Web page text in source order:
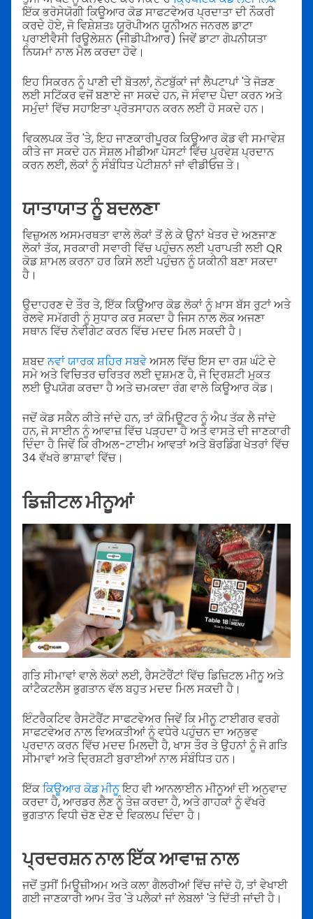
ਇੱਕ ਭਰੋਸੇਯੋਗੀ ਕਿਊਆਰ ਕੋਡ ਸਾਫਟਵੇਅਰ ਪ੍ਰਦਾਤਾ ਦੀ ਨੌਕਰੀ
ਕਰਦੇ ਹੋਏ, ਜੋ ਵਿਸ਼ੇਸ਼ਤਃ ਯੂਰੋਪੀਅਨ ਯੂਨੀਅਨ ਜਨਰਲ ਡਾਟਾ
ਪ੍ਰਾਈਵੈਸੀ ਰਿਊਲੇਸ਼ਨ (ਜੀਡੀਪੀਆਰ) ਜਿਵੇਂ ਡਾਟਾ ਗੋਪਨੀਯਤਾ
ਨਿਯਮਾਂ ਨਾਲ ਮੈਲ ਕਰਦਾ ਹੋਵੇ।
ਇਹ ਸਿਕਰਨ ਨੂੰ ਪਾਣੀ ਦੀ ਬੋਤਲਾਂ, ਨੋਟਬੁੱਕਾਂ ਜਾਂ ਲੈਪਟਾਪਾਂ 'ਤੇ ਜੋੜਣ
ਲਈ ਸਟਿੱਕਰ ਵਜੋਂ ਬਣਾਏ ਜਾ ਸਕਦੇ ਹਨ, ਜੋ ਸੰਵਾਦ ਪੈਦਾ ਕਰਨ ਅਤੇ
ਸਮੁੰਦਾਂ ਵਿੱਚ ਸਹਾਇਤਾ ਪ੍ਰੋਤਸਾਹਨ ਕਰਨ ਲਈ ਹੋ ਸਕਦੇ ਹਨ।
ਵਿਕਲਪਕ ਤੌਰ 'ਤੇ, ਇਹ ਜਾਣਕਾਰੀਪੂਰਕ ਕਿਊਆਰ ਕੋਡ ਵੀ ਸਮਾਵੇਸ਼
ਕੀਤੇ ਜਾ ਸਕਦੇ ਹਨ ਸੋਸ਼ਲ ਮੀਡੀਆ ਪੋਸਟਾਂ ਵਿੱਚ ਪ੍ਰਵੇਸ਼ ਪ੍ਰਦਾਨ
ਕਰਨ ਲਈ, ਲੋਕਾਂ ਨੂੰ ਸੰਬੰਧਿਤ ਪੇਟੀਸ਼ਨਾਂ ਜਾਂ ਵੀਡੀਓਜ਼ ਤੇ।
ਯਾਤਾਯਾਤ ਨੂੰ ਬਦਲਣਾ
ਵਿਜ਼ੁਅਲ ਅਸਮਰਥਤਾ ਵਾਲੇ ਲੋਕਾਂ ਤੋਂ ਲੇ ਕੇ ਉਨਾਂ ਖੇਤਰ ਦੇ ਅਣਜਾਣ
ਲੋਕਾਂ ਤੱਕ, ਸਰਕਾਰੀ ਸਵਾਰੀ ਵਿੱਚ ਪਹੁੰਚਨ ਲਈ ਪ੍ਰਾਪਤੀ ਲਈ QR
ਕੋਡ ਸ਼ਾਮਲ ਕਰਨਾ ਹਰ ਕਿਸੇ ਲਈ ਪਹੁੰਚਨ ਨੂੰ ਯਕੀਨੀ ਬਣਾ ਸਕਦਾ
ਹੈ।
ਉਦਾਹਰਣ ਦੇ ਤੌਰ ਤੇ, ਇੱਕ ਕਿਊਆਰ ਕੋਡ ਲੋਕਾਂ ਨੂੰ ਖ਼ਾਸ ਬੱਸ ਰੁਟਾਂ ਅਤੇ
ਰੇਲਵੇ ਸਮੱਗਰੀ ਨੂੰ ਸੁਧਾਰ ਕਰ ਸਕਦਾ ਹੈ ਜਿਸ ਨਾਲ ਲੋਕ ਅਜਣਾ
ਸਥਾਨ ਵਿੱਚ ਨੇਵੀਗੇਟ ਕਰਨ ਵਿੱਚ ਮਦਦ ਮਿਲ ਸਕਦੀ ਹੈ।
ਸ਼ਬਦਨਵਾਂ ਯਾਰਕ ਸ਼ਹਿਰ ਸਬਵੇਅਸਲ ਵਿੱਚ ਇਸ ਦਾ ਰਸ਼ ਘੰਟੇ ਦੇ
ਸਮੇ ਅਤੇ ਵਿਚਿਤਰ ਚਰਿਤਰ ਲਈ ਦੁਸ਼ਮਣ ਹੈ, ਜੋ ਦ੍ਰਿਸ਼ਟੀ ਮੁਕਤ
ਲਈ ਉਪਯੋਗ ਕਰਦਾ ਹੈ ਅਤੇ ਚਮਕਦਾ ਰੰਗ ਵਾਲੇ ਕਿਊਆਰ ਕੋਡ।
ਜਦੋਂ ਕੋਡ ਸਕੈਨ ਕੀਤੇ ਜਾਂਦੇ ਹਨ, ਤਾਂ ਕੋਮਿਊਟਰ ਨੂੰ ਐਪ ਤੱਕ ਲੈ ਜਾਂਦੇ
ਹਨ, ਜੋ ਸਾਈਨ ਨੂੰ ਆਵਾਜ਼ ਵਿੱਚ ਪੜ੍ਹਦਾ ਹੈ ਅਤੇ ਵਾਸਤੇ ਦੀ ਜਾਣਕਾਰੀ
ਦਿੰਦਾ ਹੈ ਜਿਵੇਂ ਕਿ ਰੀਅਲ-ਟਾਈਮ ਆਵਤਾਂ ਅਤੇ ਬੋਰਡਿੰਗ ਖੇਤਰਾਂ ਵਿੱਚ
34 ਵੱਖਰੇ ਭਾਸ਼ਾਵਾਂ ਵਿੱਚ।
ਡਿਜ਼ੀਟਲ ਮੀਨੂਆਂ
ਗਤਿ ਸੀਮਾਵਾਂ ਵਾਲੇ ਲੋਕਾਂ ਲਈ, ਰੈਸਟੋਰੈਂਟਾਂ ਵਿੱਚ ਡਿਜ਼ਿਟਲ ਮੀਨੂ ਅਤੇ
ਕਾਂਟੈਕਟਲੈਸ ਭੁਗਤਾਨ ਵੱਲ ਬਹੁਤ ਮਦਦ ਮਿਲ ਸਕਦੀ ਹੈ।
ਇੰਟਰੈਕਟਿਵ ਰੈਸਟੋਰੈਂਟ ਸਾਫਟਵੇਅਰ ਜਿਵੇਂ ਕਿ ਮੀਨੂ ਟਾਈਗਰ ਵਰਗੇ
ਸਾਫਟਵੇਅਰ ਨਾਲ ਵਿਅਕਤੀਆਂ ਨੂੰ ਵਧੇਰੇ ਪਹੁੰਚਨ ਦਾ ਅਨੁਭਵ
ਪ੍ਰਦਾਨ ਕਰਨ ਵਿੱਚ ਮਦਦ ਮਿਲਦੀ ਹੈ, ਖਾਸ ਤੌਰ ਤੇ ਉਹਨਾਂ ਨੂੰ ਜੋ ਗਤਿ
ਸੀਮਾਵਾਂ ਅਤੇ ਦ੍ਰਿਸ਼ਟੀ ਬੁਰਾਈਆਂ ਨਾਲ ਸੰਬੰਧਿਤ ਹਨ।
ਇੱਕਕਿਊਆਰ ਕੋਡ ਮੀਨੂਇਹ ਵੀ ਆਨਲਾਈਨ ਮੀਨੂਆਂ ਦੀ ਅਨੁਵਾਦ
ਕਰਦਾ ਹੈ, ਆਰਡਰ ਲੈਣ ਨੂੰ ਤੇਜ਼ ਕਰਦਾ ਹੈ, ਅਤੇ ਗਾਹਕਾਂ ਨੂੰ ਵੱਖਰੇ
ਭੁਗਤਾਨ ਵਿਧੀ ਚੋਣ ਦੇਣ ਦੇ ਵਿਕਲਪ ਦਿੰਦਾ ਹੈ।
ਪ੍ਰਦਰਸ਼ਨ ਨਾਲ ਇੱਕ ਆਵਾਜ਼ ਨਾਲ
ਜਦੋਂ ਤੁਸੀਂ ਮਿਊਜ਼ੀਅਮ ਅਤੇ ਕਲਾ ਗੈਲਰੀਆਂ ਵਿੱਚ ਜਾਂਦੇ ਹੋ, ਤਾਂ ਵੇਖਾਈ
ਗਈ ਜਾਣਕਾਰੀ ਆਮ ਤੌਰ 'ਤੇ ਪਲੈਕਾਂ ਜਾਂ ਲੇਬਲਾਂ 'ਤੇ ਦਿੱਤੀ ਜਾਂਦੀ ਹੈ।